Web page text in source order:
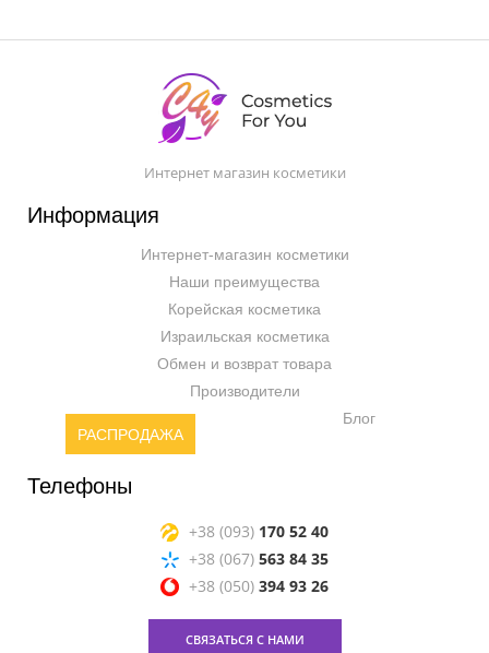
Интернет магазин косметики
Информация
Интернет-магазин косметики
Наши преимущества
Корейская косметика
Израильская косметика
Обмен и возврат товара
Производители
РАСПРОДАЖА
Блог
Телефоны
+38 (093) 170 52 40
+38 (067) 563 84 35
+38 (050) 394 93 26
СВЯЗАТЬСЯ С НАМИ